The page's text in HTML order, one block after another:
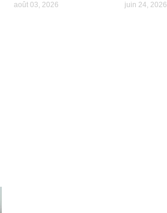
août 03, 2026 juin 24, 2026